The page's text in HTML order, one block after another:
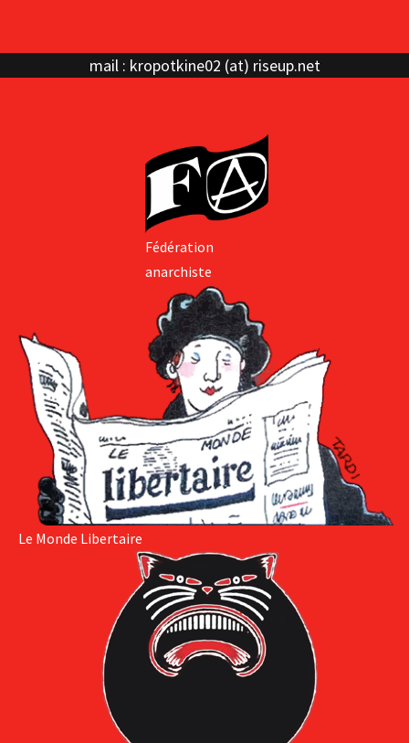
mail : kropotkine02 (at) riseup.net
Fédération
anarchiste
Le Monde Libertaire